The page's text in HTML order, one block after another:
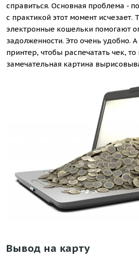
справиться. Основная проблема -
с практикой этот момент исчезает.
электронные кошельки помогают
задолженности. Это очень удобно. А
принтер, чтобы распечатать чек,
замечательная картина
Вывод на карту